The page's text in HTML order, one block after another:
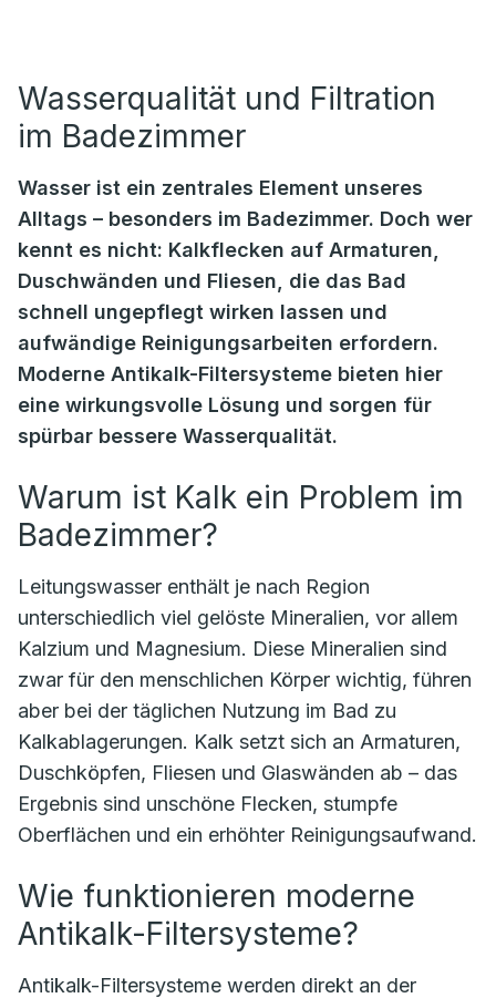
Wasserqualität und Filtration
im Badezimmer
Wasser ist ein zentrales Element unseres
Alltags – besonders im Badezimmer. Doch wer
kennt es nicht: Kalkflecken auf Armaturen,
Duschwänden und Fliesen, die das Bad
schnell ungepflegt wirken lassen und
aufwändige Reinigungsarbeiten erfordern.
Moderne Antikalk-Filtersysteme bieten hier
eine wirkungsvolle Lösung und sorgen für
spürbar bessere Wasserqualität.
Warum ist Kalk ein Problem im
Badezimmer?
Leitungswasser enthält je nach Region
unterschiedlich viel gelöste Mineralien, vor allem
Kalzium und Magnesium. Diese Mineralien sind
zwar für den menschlichen Körper wichtig, führen
aber bei der täglichen Nutzung im Bad zu
Kalkablagerungen. Kalk setzt sich an Armaturen,
Duschköpfen, Fliesen und Glaswänden ab – das
Ergebnis sind unschöne Flecken, stumpfe
Oberflächen und ein erhöhter Reinigungsaufwand.
Wie funktionieren moderne
Antikalk-Filtersysteme?
Antikalk-Filtersysteme werden direkt an der